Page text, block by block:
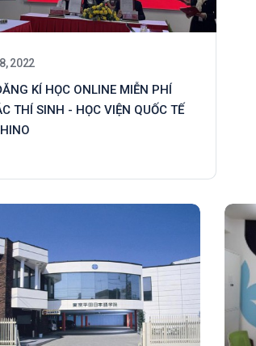
2022
KÍ HỌC ONLINE MIỄN PHÍ
THÍ SINH - HỌC VIỆN QUỐC TẾ